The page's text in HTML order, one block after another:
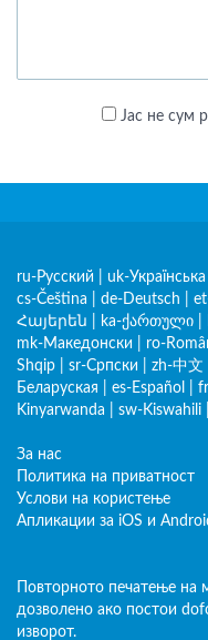
Јас не сум
ru-Русский uk-Українська
cs-Čeština
de-Deutsch
Հայերեն
ka-ქართული
mk-Македонски
ro-
Shqip
sr-Српски zh-中文
Беларуская
es-Español
Kinyarwanda
sw-Kiswahili
За нас
Политика на приватност
Услови на користење
Апликации за iOS и
Повторното печатење на
дозволено ако постои
изворот.